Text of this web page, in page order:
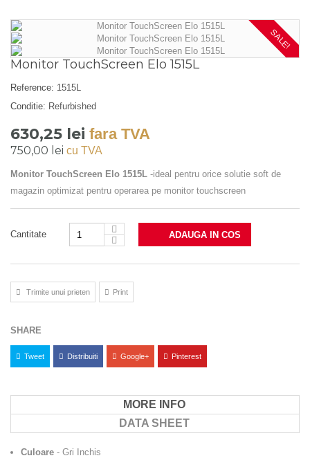
SALE!
Monitor TouchScreen Elo 1515L
Reference: 1515L
Conditie: Refurbished
630,25 lei fara TVA
750,00 lei cu TVA
Monitor TouchScreen Elo 1515L -ideal pentru orice solutie soft de
magazin optimizat pentru operarea pe monitor touchscreen
Cantitate ADAUGA IN COS
Trimite unui prieten Print
SHARE
Tweet Distribuiti Google+ Pinterest
MORE INFO
DATA SHEET
Culoare - Gri Inchis